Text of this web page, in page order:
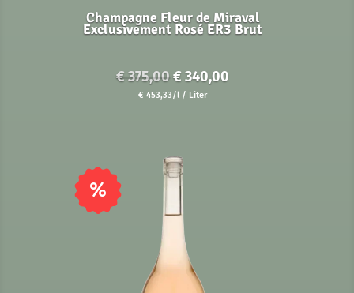
Champagne Fleur de Miraval
Exclusivement Rosé ER3 Brut
€375,00Ursprünglicher
Preis
€340,00
€ 453,33/l / Liter
%